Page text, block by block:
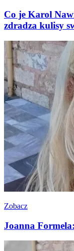
Co je Karol
zdradza kulisy
Zobacz
Joanna